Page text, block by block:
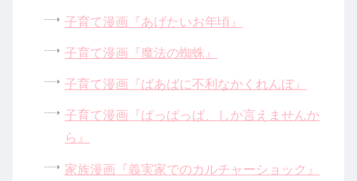
子育て漫画『あげたいお年頃』
子育て漫画『魔法の蜘蛛』
子育て漫画『ばあばに不利なかくれんぼ』
子育て漫画『ぱっぱっぱ、しか言えませんか
ら』
家族漫画『義実家でのカルチャーショック』